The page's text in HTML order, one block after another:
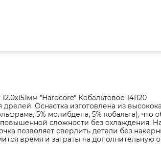
"Hardcore" Кобальтовое 141120
дрелей. Оснастка изготовлена из
5% молибдена, 5% кобальта),
сложности без охлаждения.
позволяет сверлить детали без
время и затраты на дополнительную